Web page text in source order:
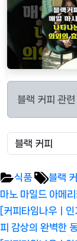
블랙 커피 관
식품 Tags:
블랙
마노 마일드 아메
글
탐
Previous
Post:
[커피타임나우ㅣ
피 감상의 완벽한